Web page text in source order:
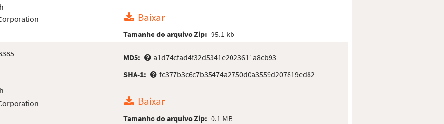
Baixar
Tamanho do arquivo Zip: 95.1 kb
MD5:
a1d74cfad4f32d5341e2023611a8cb93
SHA-1:
fc377b3c6c7b35474a2750d0a3559d207819ed82
Baixar
Tamanho do arquivo Zip: 0.1 MB